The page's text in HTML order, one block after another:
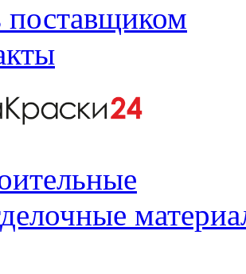
поставщиком